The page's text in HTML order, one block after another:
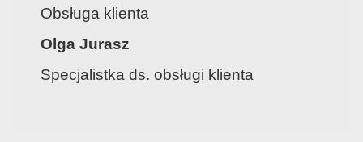
Obsługa klienta
Olga Jurasz
Specjalistka ds. obsługi klienta